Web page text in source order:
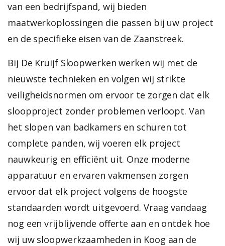
van een bedrijfspand, wij bieden
maatwerkoplossingen die passen bij uw project
en de specifieke eisen van de Zaanstreek.
Bij De Kruijf Sloopwerken werken wij met de
nieuwste technieken en volgen wij strikte
veiligheidsnormen om ervoor te zorgen dat elk
sloopproject zonder problemen verloopt. Van
het slopen van badkamers en schuren tot
complete panden, wij voeren elk project
nauwkeurig en efficiënt uit. Onze moderne
apparatuur en ervaren vakmensen zorgen
ervoor dat elk project volgens de hoogste
standaarden wordt uitgevoerd. Vraag vandaag
nog een vrijblijvende offerte aan en ontdek hoe
wij uw sloopwerkzaamheden in Koog aan de